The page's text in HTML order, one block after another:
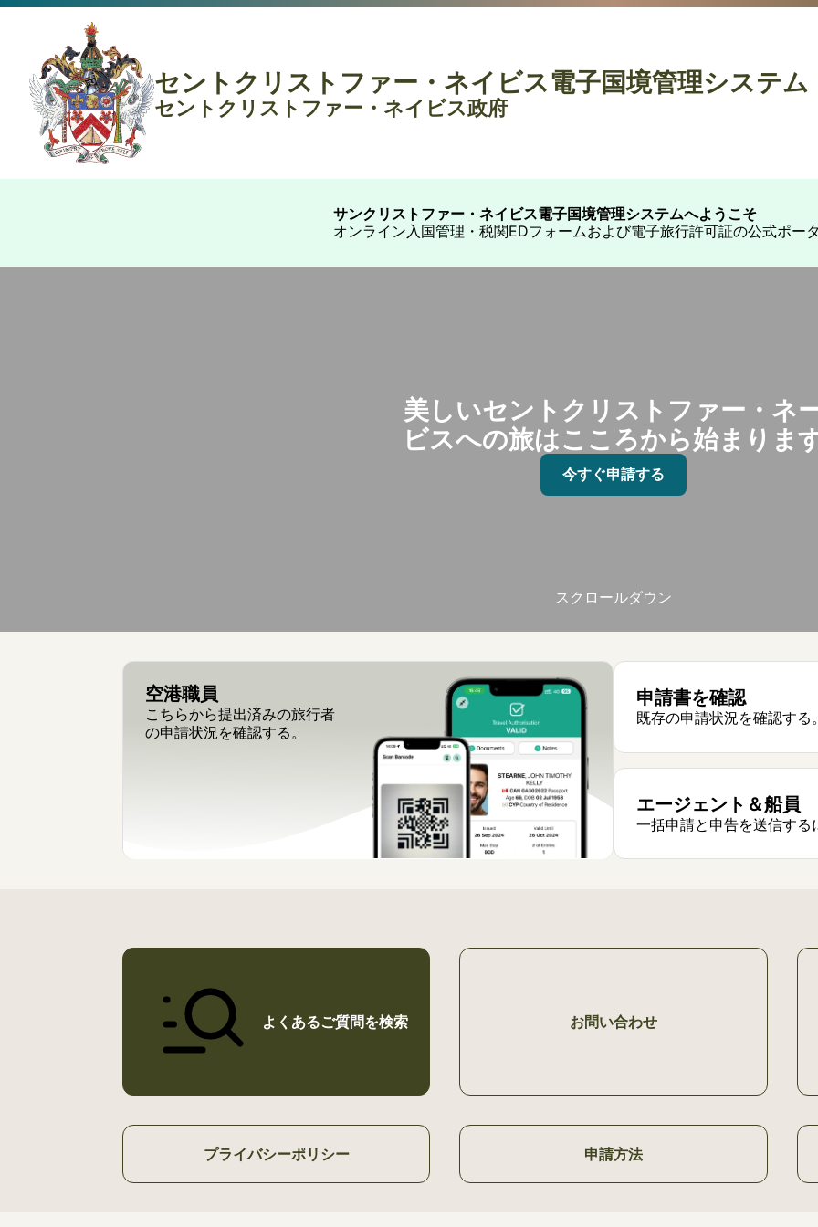
セントクリストファー・ネイビス電子国境管理システム
セントクリストファー・ネイビス政府
サンクリストファー・ネイビス電子国境管理システムへようこそ
オンライン入国管理・税関EDフォームおよび電子旅行許可証の公式ポー
美しいセントクリストファー・ネ
ビスへの旅はこころから始まりま
今すぐ申請する
スクロールダウン
空港職員
こちらから提出済みの旅行者
の申請状況を確認する。
申請書を確認
既存の申請状況を確認する。
エージェント＆船員
一括申請と申告を送信す
よくあるご質問を検索 お問い合わせ
プライバシーポリシー 申請方法